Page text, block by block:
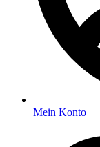
Mein Konto